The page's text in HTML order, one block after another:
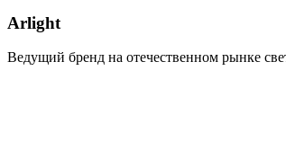
Arlight
Ведущий бренд на отечественном рынке